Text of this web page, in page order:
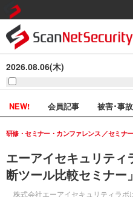
2026.08.06(木)
NEW! 会員記事 被害･事故
エーアイセキュリティ
断ツール比較セミナ
株式会社エーアイセキュリティラボ
研修・セミナー・カンファレンス セミナ